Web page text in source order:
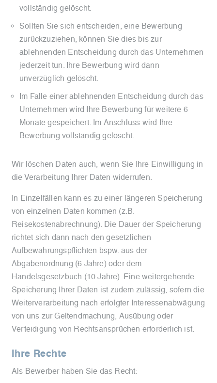
vollständig gelöscht.
Sollten Sie sich entscheiden, eine Bewerbung
zurückzuziehen, können Sie dies bis zur
ablehnenden Entscheidung durch das Unternehmen
jederzeit tun. Ihre Bewerbung wird dann
unverzüglich gelöscht.
Im Falle einer ablehnenden Entscheidung durch das
Unternehmen wird Ihre Bewerbung für weitere 6
Monate gespeichert. Im Anschluss wird Ihre
Bewerbung vollständig gelöscht.
Wir löschen Daten auch, wenn Sie Ihre Einwilligung in
die Verarbeitung Ihrer Daten widerrufen.
In Einzelfällen kann es zu einer längeren Speicherung
von einzelnen Daten kommen (z.B.
Reisekostenabrechnung). Die Dauer der Speicherung
richtet sich dann nach den gesetzlichen
Aufbewahrungspflichten bspw. aus der
Abgabenordnung (6 Jahre) oder dem
Handelsgesetzbuch (10 Jahre). Eine weitergehende
Speicherung Ihrer Daten ist zudem zulässig, sofern die
Weiterverarbeitung nach erfolgter Interessenabwägung
von uns zur Geltendmachung, Ausübung oder
Verteidigung von Rechtsansprüchen erforderlich ist.
Ihre Rechte
Als Bewerber haben Sie das Recht: